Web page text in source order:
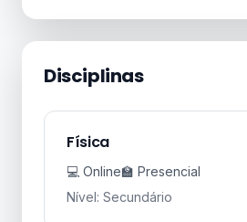
Disciplinas
Física
💻 Online🏫 Presencial
Nível: Secundário